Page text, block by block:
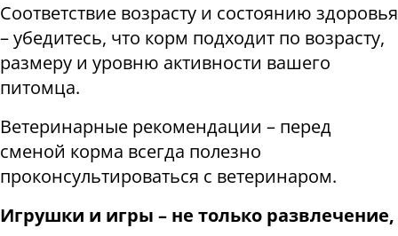
Соответствие возрасту и состоянию здоровья
– убедитесь, что корм подходит по возрасту,
размеру и уровню активности вашего
питомца.
Ветеринарные рекомендации – перед
сменой корма всегда полезно
проконсультироваться с ветеринаром.
Игрушки и игры – не только развлечение,